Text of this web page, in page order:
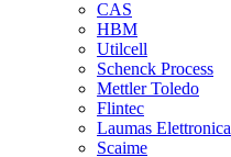
CAS
HBM
Utilcell
Schenck Process
Mettler Toledo
Flintec
Laumas Elettronica
Scaime